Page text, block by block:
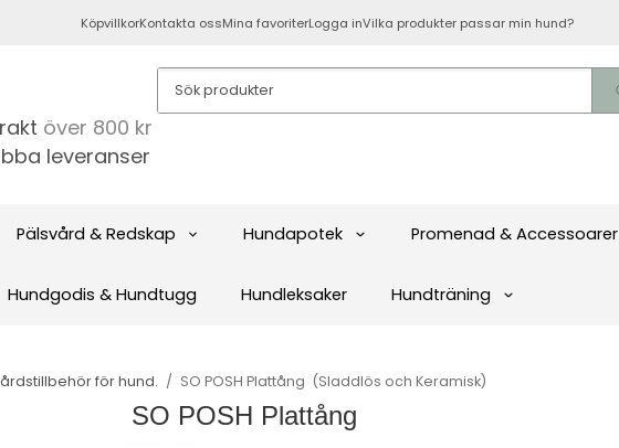
KöpvillkorKontakta ossMina favoriterLogga inVilka produkter passar min hund?
över 800 kr
leveranser
Pälsvård & Redskap Hundapotek Promenad & Accessoarer
Hundgodis & Hundtugg Hundleksaker Hundträning
för hund. / SO POSH Plattång ​ (Sladdlös och Keramisk)
SO POSH Plattång